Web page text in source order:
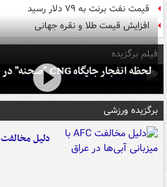
قیمت نفت برنت به ۷۹ دلار رسید
افزایش قیمت طلا و نقره جهانی
فیلم برگزیده
لحظه انفجار جایگاه CNG "صحنه" در دوربین مداربسته
برگزیده ورزشی
دلیل مخالفت AFC با میزبانی آبی‌ها در عراق